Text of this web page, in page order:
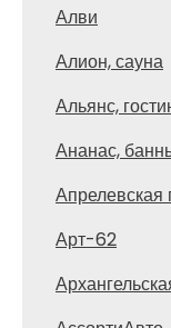
Алви
Алион, сауна
Альянс,
Ананас,
Апрелевская
Арт-62